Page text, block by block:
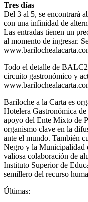
Tres días
Del 3 al 5, se encontrará
con una infinidad de
Las entradas tienen un
al momento de ingresar.
Todo el detalle de
circuito gastronómico y
Bariloche a la Carta es
Hotelera Gastronómica
apoyo del Ente Mixto de
organismo clave en la
ante el mundo. También
Negro y la Municipalidad
valiosa colaboración de
Instituto Superior de
semillero del recurso
Últimas: